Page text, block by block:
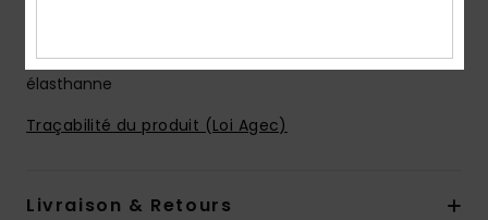
Composition53% polyester recyclé, 35% polyester, 12%
élasthanne
Traçabilité du produit (Loi Agec)
Livraison & Retours